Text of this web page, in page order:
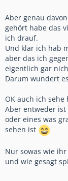
halt so gut wie
Also lass mich
vielen CR
teils sogar 4 mal
Sollte es wirklich
ausgesucht
Nöten dort was zu
Aber genau
gehört habe das
ich drauf.
Und klar ich hab
aber das ich
eigentlich gar
Darum wundert
OK auch ich
Aber entweder ist
oder eines was
sehen ist
Nur sowas wie
und wie gesagt